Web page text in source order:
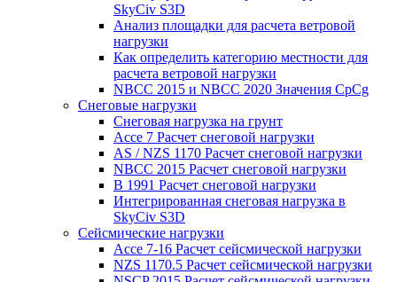
SkyCiv S3D
Анализ площадки для расчета ветровой
нагрузки
Как определить категорию местности для
расчета ветровой нагрузки
NBCC 2015 и NBCC 2020 Значения CpCg
Снеговые нагрузки
Снеговая нагрузка на грунт
Ассе 7 Расчет снеговой нагрузки
AS / NZS 1170 Расчет снеговой нагрузки
NBCC 2015 Расчет снеговой нагрузки
В 1991 Расчет снеговой нагрузки
Интегрированная снеговая нагрузка в
SkyCiv S3D
Сейсмические нагрузки
Ассе 7-16 Расчет сейсмической нагрузки
NZS 1170.5 Расчет сейсмической нагрузки